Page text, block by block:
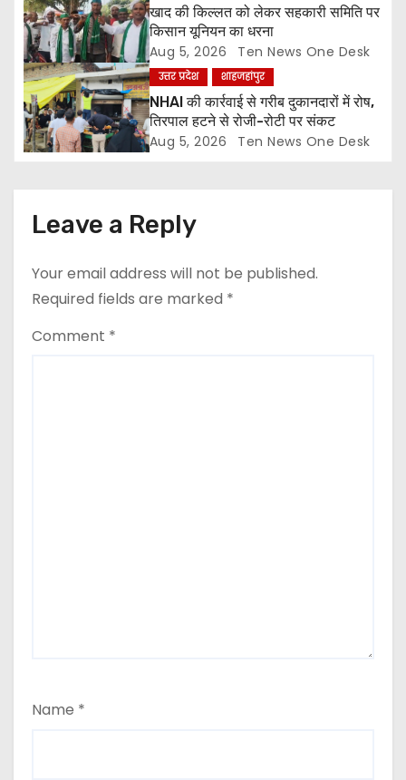
o
n
खाद की किल्लत को लेकर सहकारी समिति पर
किसान यूनियन का धरना
Aug 5, 2026 Ten News One Desk
उत्तर प्रदेश शाहजहांपुर
NHAI की कार्रवाई से गरीब दुकानदारों में रोष,
तिरपाल हटने से रोजी-रोटी पर संकट
Aug 5, 2026 Ten News One Desk
Leave a Reply
Your email address will not be published.
Required fields are marked *
Comment *
Name *